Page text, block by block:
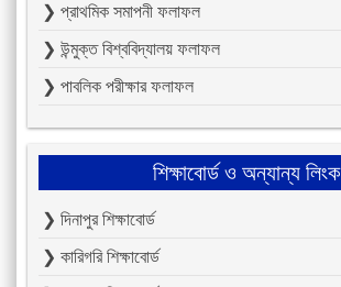
❯ প্রাথমিক সমাপনী ফলাফল
❯ উন্মুক্ত বিশ্ববিদ্যালয় ফলাফল
❯ পাবলিক পরীক্ষার ফলাফল
শিক্ষাবোর্ড ও অন্যান্য লিংক
❯ দিনাপুর শিক্ষাবোর্ড
❯ কারিগরি শিক্ষাবোর্ড